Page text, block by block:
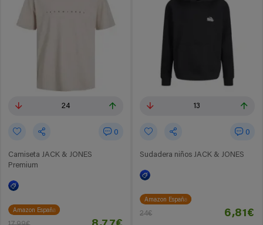
24
0
Camiseta JACK & JONES
Premium
Amazon España
13
0
Sudadera niños JACK & JONES
Amazon España
24€ 6,81€